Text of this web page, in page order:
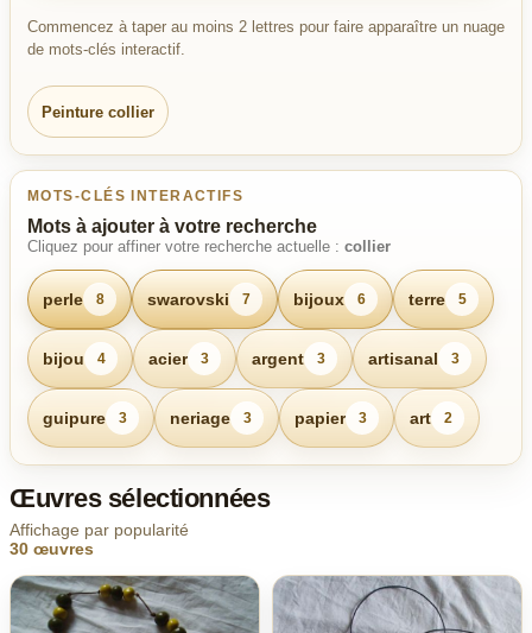
Commencez à taper au moins 2 lettres pour faire apparaître un nuage
de mots-clés interactif.
Peinture collier
MOTS-CLÉS INTERACTIFS
Mots à ajouter à votre recherche
Cliquez pour affiner votre recherche actuelle : collier
perle 8 swarovski 7 bijoux 6 terre 5
bijou 4 acier 3 argent 3 artisanal 3
guipure 3 neriage 3 papier 3 art 2
Œuvres sélectionnées
Affichage par popularité
30 œuvres